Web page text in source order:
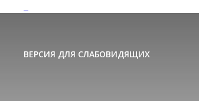
ВЕРСИЯ ДЛЯ СЛАБОВИДЯЩИХ